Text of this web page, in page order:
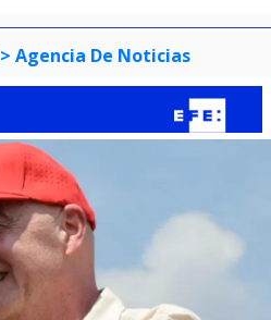
> Agencia De Noticias